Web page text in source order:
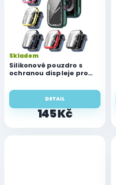
Silikonové pouzdro s
ochranou displeje pro
mm)
Skladem
145 Kč
DETAIL